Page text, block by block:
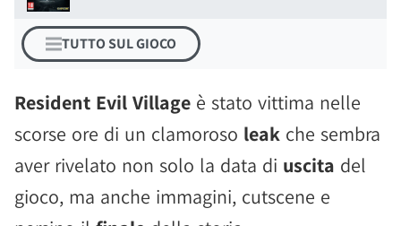
TUTTO SUL GIOCO
Resident Evil Village è stato vittima nelle
scorse ore di un clamoroso leak che sembra
aver rivelato non solo la data di uscita del
gioco, ma anche immagini, cutscene e